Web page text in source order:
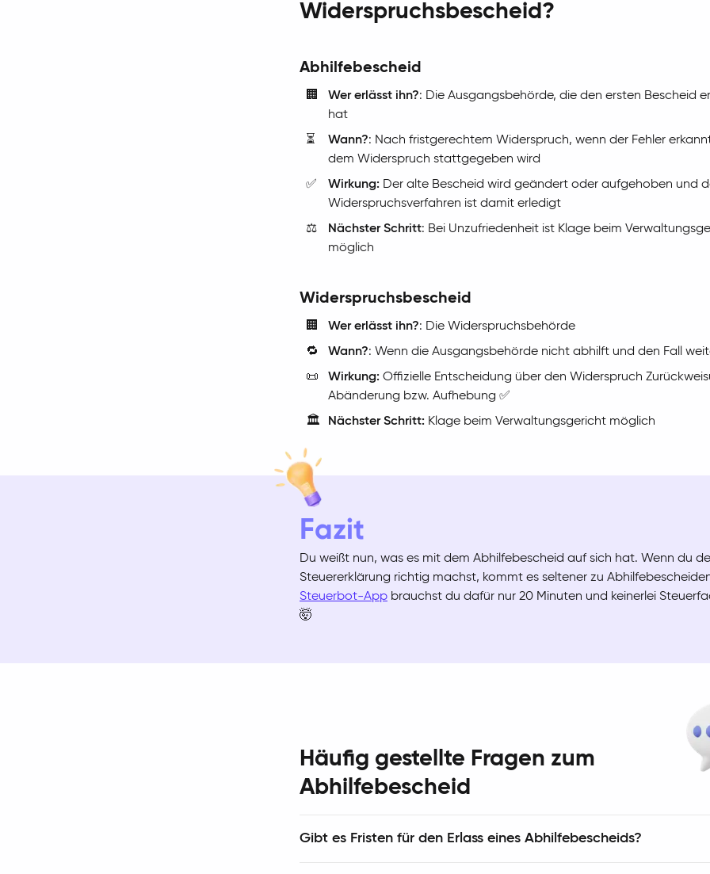
Widerspruchsbescheid?
Abhilfebescheid
🏢 Wer erlässt ihn?: Die Ausgangsbehörde, die den ersten Bescheid
hat
⏳
Wann?: Nach fristgerechtem Widerspruch, wenn der Fehler
dem Widerspruch stattgegeben wird
✅
Wirkung: Der alte Bescheid wird geändert oder aufgehoben und
Widerspruchsverfahren ist damit erledigt
⚖️
Nächster Schritt: Bei Unzufriedenheit ist Klage beim
möglich
Widerspruchsbescheid
🏢 Wer erlässt ihn?: Die Widerspruchsbehörde
🔁
Wann?: Wenn die Ausgangsbehörde nicht abhilft und den Fall
📜
Wirkung: Offizielle Entscheidung über den Widerspruch
Abänderung bzw. Aufhebung ✅
🏛️
Nächster Schritt: Klage beim Verwaltungsgericht möglich
Fazit
Du weißt nun, was es mit dem Abhilfebescheid auf sich hat. Wenn du
Steuererklärung richtig machst, kommt es seltener zu
Steuerbot-App brauchst du dafür nur 20 Minuten und keinerlei
🤯
Häufig gestellte Fragen zum
Abhilfebescheid
Gibt es Fristen für den Erlass eines Abhilfebescheids?